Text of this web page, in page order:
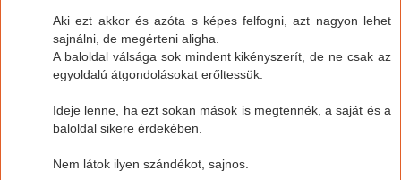
Aki ezt akkor és azóta s képes felfogni, azt nagyon lehet
sajnálni, de megérteni aligha.
A baloldal válsága sok mindent kikényszerít, de ne csak az
egyoldalú átgondolásokat erőltessük.
Ideje lenne, ha ezt sokan mások is megtennék, a saját és a
baloldal sikere érdekében.
Nem látok ilyen szándékot, sajnos.